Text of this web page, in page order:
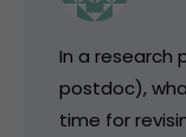
In a research
postdoc),
time for